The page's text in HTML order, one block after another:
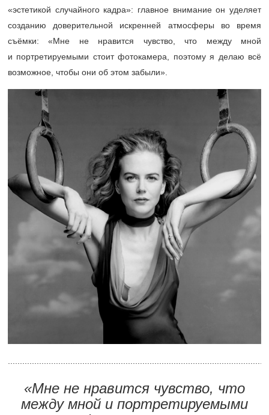
«эстетикой случайного кадра»: главное внимание он уделяет
созданию доверительной искренней атмосферы во время
съёмки: «Мне не нравится чувство, что между мной
и портретируемыми стоит фотокамера, поэтому я делаю всё
возможное, чтобы они об этом забыли».
«Мне не нравится чувство, что
между мной и портретируемыми